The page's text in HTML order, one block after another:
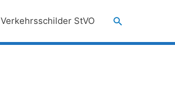
Verkehrsschilder StVO Suchen